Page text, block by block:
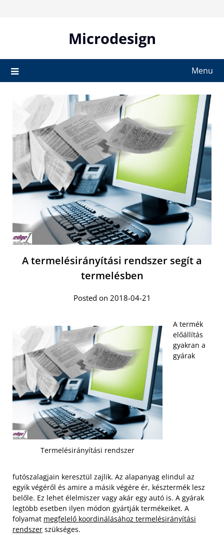
Microdesign
Menu
A termelésirányítási rendszer segít a
termelésben
Posted on 2018-04-21
Termelésirányítási rendszer
A termék
előállítás
gyakran a
gyárak
futószalagjain keresztül zajlik. Az alapanyag elindul az
egyik végéről és amire a másik végére ér, késztermék lesz
belőle. Ez lehet élelmiszer vagy akár egy autó is. A gyárak
legtöbb esetben ilyen módon gyártják termékeiket. A
folyamat megfelelő koordinálásához termelésirányítási
rendszer szükséges.